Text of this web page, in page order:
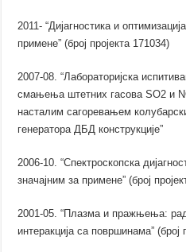
2011- “Дијагностика и
примене” (број пројекта 171034)
2007-08. “Лабораторијска
смањења штетних гасова SO2 и
насталим сагоревањем
генератора ДБД конструкције”
2006-10. “Спектроскопска
значајним за примене” (број
2001-05. “Плазма и пражњења:
интеракција са површинама” (број